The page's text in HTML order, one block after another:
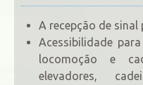
A recepção de sinal
Acessibilidade
locomoção e
elevadores,